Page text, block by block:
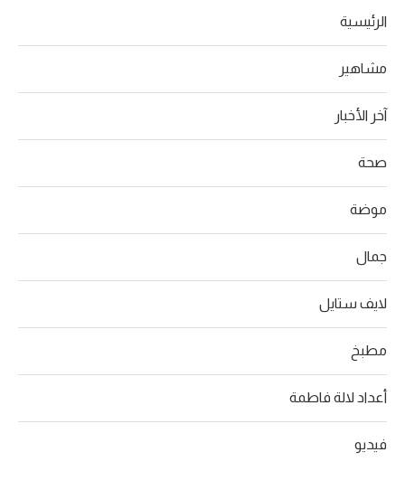
الرئيسية
مشاهير
آخر الأخبار
صحة
موضة
جمال
لايف ستايل
مطبخ
أعداد لالة فاطمة
فيديو